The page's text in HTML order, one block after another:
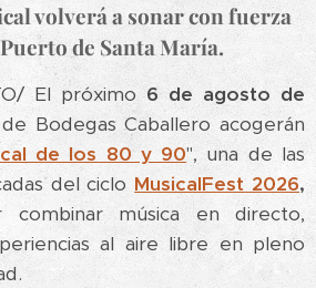
volverá a sonar con fuerza
de Santa María.
El próximo 6 de agosto de
Bodegas Caballero acogerán
de los 80 y 90", una de las
del ciclo MusicalFest 2026,
música en directo,
al aire libre en pleno